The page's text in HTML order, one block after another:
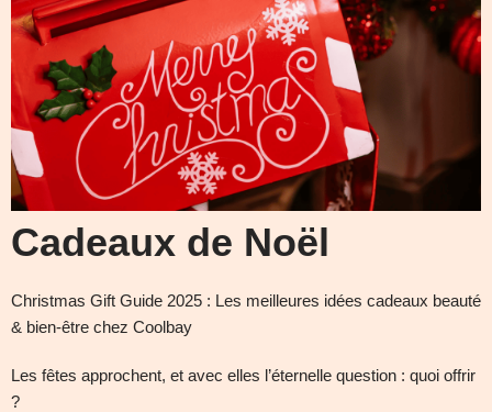
Cadeaux de Noël
Christmas Gift Guide 2025 : Les meilleures idées cadeaux beauté
& bien-être chez Coolbay
Les fêtes approchent, et avec elles l’éternelle question : quoi offrir
?